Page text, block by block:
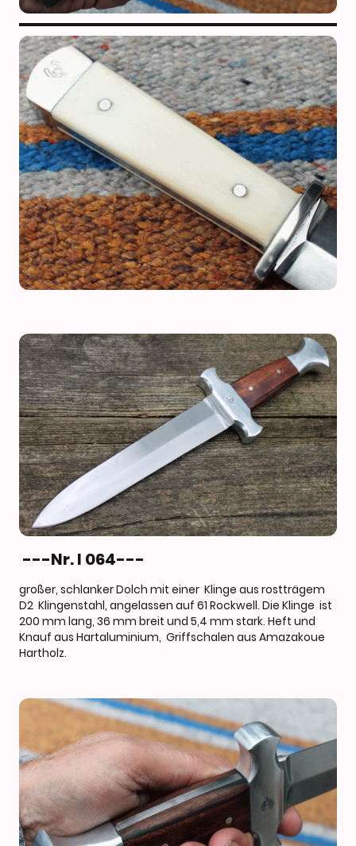
---Nr. I 064---
großer, schlanker Dolch mit einer Klinge aus rostträgem
D2 Klingenstahl, angelassen auf 61 Rockwell. Die Klinge ist
200 mm lang, 36 mm breit und 5,4 mm stark. Heft und
Knauf aus Hartaluminium, Griffschalen aus Amazakoue
Hartholz.